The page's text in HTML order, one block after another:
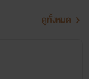
ดูทั้งหมด